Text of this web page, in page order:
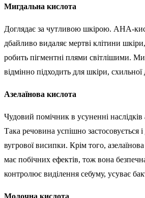
Мигдальна кислота
Доглядає за чутливою шкірою. АНА-
дбайливо видаляє мертві клітини шкіри,
робить пігментні плями світлішими.
відмінно підходить для шкіри, схильної
Азелаїнова кислота
Чудовий помічник в усуненні наслідків
Така речовина успішно застосовується
вугрової висипки. Крім того,
має побічних ефектів, тож вона
контролює виділення себуму, усуває